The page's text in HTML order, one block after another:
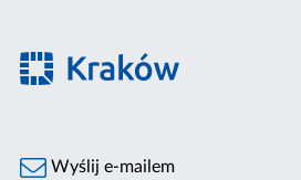
Wyślij e-mailem